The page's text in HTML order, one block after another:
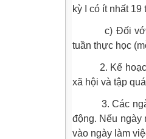
kỳ I có ít nhất 19
c) Đối với
tuần thực học
2. Kế hoạch
xã hội và tập
3. Các ngày
động. Nếu ngày
vào ngày làm